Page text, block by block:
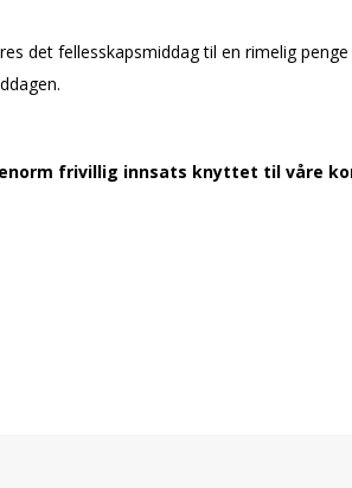
det fellesskapsmiddag til en rimelig
frivillig innsats knyttet til våre